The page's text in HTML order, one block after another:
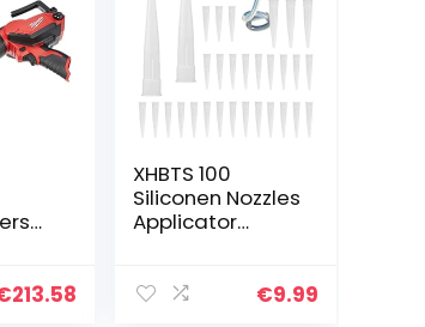
213.58
XHBTS 100
Siliconen Nozzles
Applicator
Nozzle Tip Tool
€9.99